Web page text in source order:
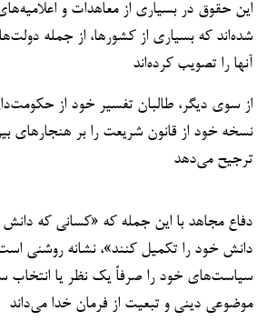
این حقوق در بسیاری از معاهدات و
شده‌اند که بسیاری از کشورها، از جمله
آنها را تصویب کرده‌اند
از سوی دیگر، طالبان تفسیر خود از
نسخه خود از قانون شریعت را بر هنجارهای
ترجیح می‌دهد
دفاع مجاهد با این جمله که «کسانی که دانش
دانش خود را تکمیل کنند»، نشانه روشنی
سیاست‌های خود را صرفاً یک نظر یا انتخاب
موضوعی دینی و تبعیت از فرمان خدا می‌داند